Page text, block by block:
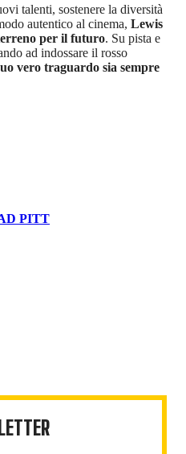
talenti, sostenere la diversità
autentico al cinema, Lewis
per il futuro. Su pista e
ad indossare il rosso
vero traguardo sia sempre
PITT